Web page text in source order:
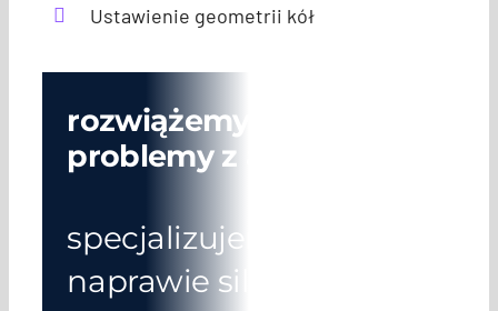
Ustawienie geometrii kół
rozwiążemy Twoje
problemy z autem
specjalizujemy się w
naprawie silników